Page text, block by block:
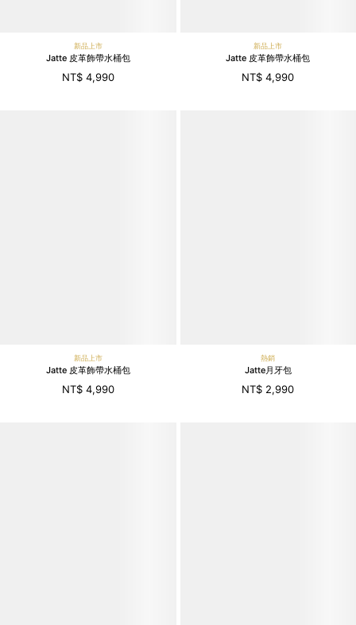
新品上市
Jatte 皮革飾帶水桶包
NT$ 4,990
新品上市
Jatte 皮革飾帶水桶包
NT$ 4,990
新品上市
Jatte 皮革飾帶水桶包
NT$ 4,990
熱銷
Jatte月牙包
NT$ 2,990